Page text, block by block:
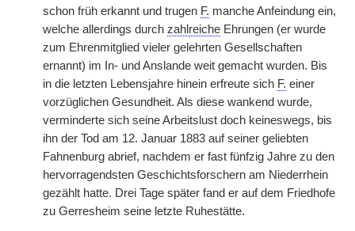
schon früh erkannt und trugen F. manche Anfeindung ein,
welche allerdings durch zahlreiche Ehrungen (er wurde
zum Ehrenmitglied vieler gelehrten Gesellschaften
ernannt) im In- und Anslande weit gemacht wurden. Bis
in die letzten Lebensjahre hinein erfreute sich F. einer
vorzüglichen Gesundheit. Als diese wankend wurde,
verminderte sich seine Arbeitslust doch keineswegs, bis
ihn der Tod am 12. Januar 1883 auf seiner geliebten
Fahnenburg abrief, nachdem er fast fünfzig Jahre zu den
hervorragendsten Geschichtsforschern am Niederrhein
gezählt hatte. Drei Tage später fand er auf dem Friedhofe
zu Gerresheim seine letzte Ruhestätte.